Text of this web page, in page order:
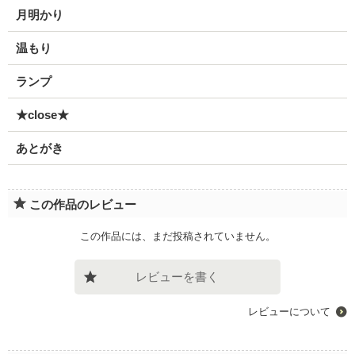
月明かり
温もり
ランプ
★close★
あとがき
この作品のレビュー
この作品には、まだ投稿されていません。
レビューを書く
レビューについて